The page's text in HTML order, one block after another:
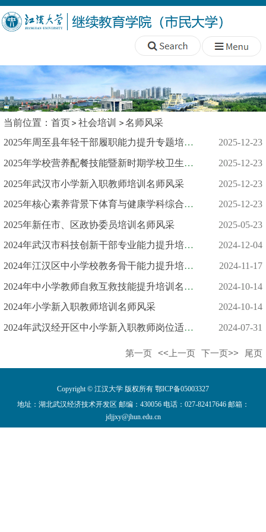
当前位置： 首页 社会培训
名师风采
2025年周至县年轻干部履职能力提升专题培训名师风采
2025-12-23
2025年学校营养配餐技能暨新时期学校卫生健康工作专题培训名师风... 2025-12-23
2025年武汉市小学新入职教师培训名师风采 2025-12-23
2025年核心素养背景下体育与健康学科综合能力提升培训名师风采 2025-12-23
2025年新任市、区政协委员培训名师风采 2025-05-23
2024年武汉市科技创新干部专业能力提升培训名师风采 2024-12-04
2024年江汉区中小学校教务骨干能力提升培训班名师风采 2024-11-17
2024年中小学教师自救互救技能提升培训名师风采 2024-10-14
2024年小学新入职教师培训名师风采 2024-10-14
2024年武汉经开区中小学新入职教师岗位适应力培训名师风采 2024-07-31
第一页 <<上一页 下一页>> 尾页
Copyright © 江汉大学 版权所有 鄂ICP备05003327
地址：湖北武汉经济技术开发区 邮编：430056 电话：027-82417646 邮箱：
jdjjxy@jhun.edu.cn